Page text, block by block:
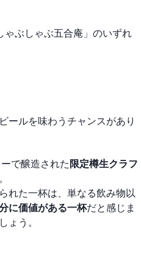
ゃぶしゃぶ五合庵」のいずれ
ールを味わうチャンスがあり
で醸造された 限定樽生クラフ
れた一杯は、単なる飲み物以
に価値がある一杯だと感じま
ょう。